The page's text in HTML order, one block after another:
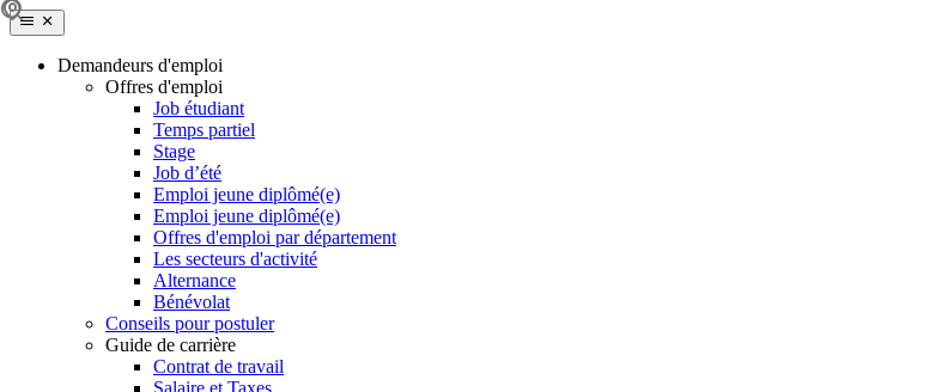
Demandeurs d'emploi
Offres d'emploi
Job étudiant
Temps partiel
Stage
Job d’été
Emploi jeune diplômé(e)
Emploi jeune diplômé(e)
Offres d'emploi par département
Les secteurs d'activité
Alternance
Bénévolat
Conseils pour postuler
Guide de carrière
Contrat de travail
Salaire et Taxes